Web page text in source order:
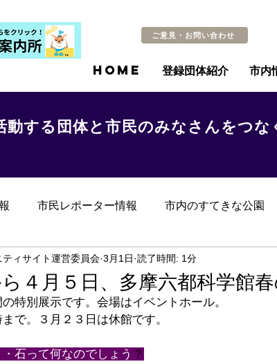
ご意見・お問い合わせ
HOME 登録団体紹介 市内
する団体と市民のみなさんをつ
市民レポーター情報 市内のすてきな公園
のお知らせ その他 過去の記事
４月５日、多摩六都科学館
ィサイト運営委員会 3月1日 読了時間: 1分
特別展示です。会場はイベントホール。
で。３月２３日は休館です。
石って何なのでしょう ？